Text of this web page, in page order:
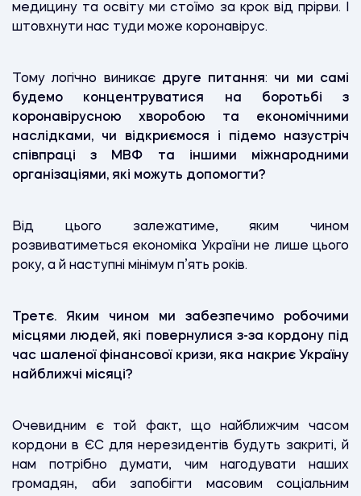
медицину та освіту ми стоїмо за крок від прірви. І
штовхнути нас туди може коронавірус.
Тому логічно виникає друге питання: чи ми самі
будемо концентруватися на боротьбі з
коронавірусною хворобою та економічними
наслідками, чи відкриємося і підемо назустріч
співпраці з МВФ та іншими міжнародними
організаціями, які можуть допомогти?
Від цього залежатиме, яким чином
розвиватиметься економіка України не лише цього
року, а й наступні мінімум п’ять років.
Третє.
Яким чином ми забезпечимо робочими
місцями людей, які повернулися з-за кордону під
час шаленої фінансової кризи, яка накриє Україну
найближчі місяці?
Очевидним є той факт, що найближчим часом
кордони в ЄС для нерезидентів будуть закриті, й
нам потрібно думати, чим нагодувати наших
громадян, аби запобігти масовим соціальним